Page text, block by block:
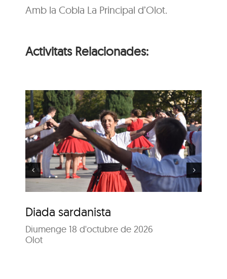
Amb la Cobla La Principal d’Olot.
Activitats Relacionades:
Diada sardanista
Diumenge 18 d'octubre de 2026
Olot
84è Concurs de Colles
Sardanistes